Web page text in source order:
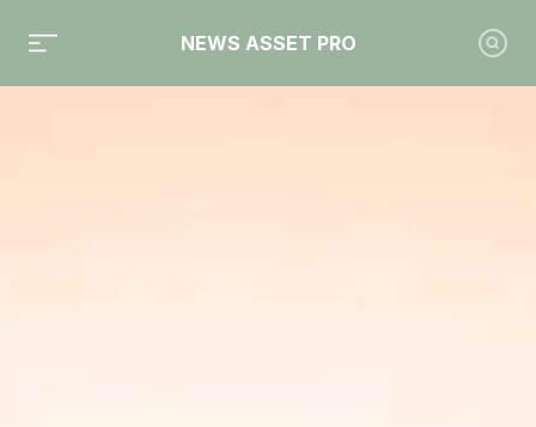
NEWS ASSET PRO
Toute l'actualité sur le tag "Virginie Morgon"